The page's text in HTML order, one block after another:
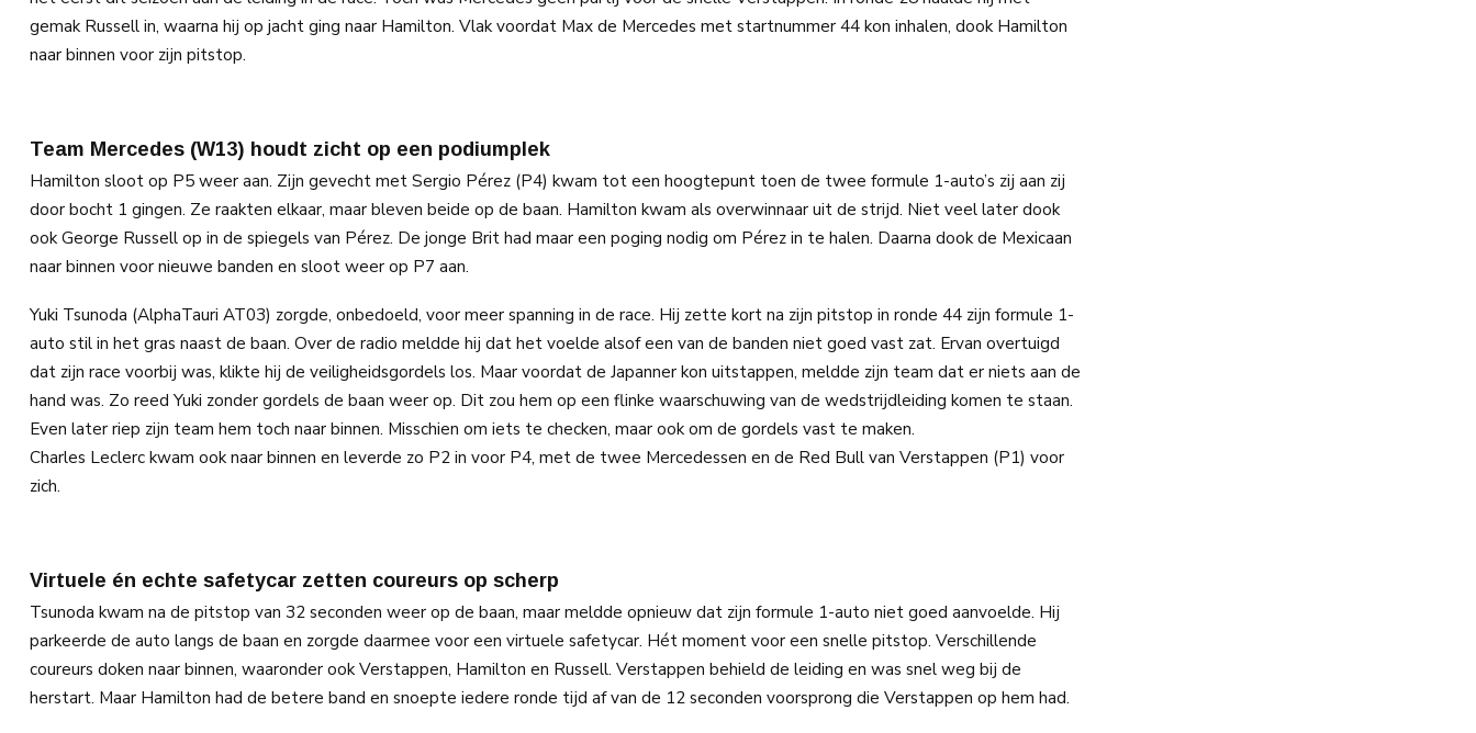
gemak Russell in, waarna hij op jacht ging naar Hamilton. Vlak voordat Max de Mercedes met startnummer 44 kon inhalen, dook Hamilton
naar binnen voor zijn pitstop.
Team Mercedes (W13) houdt zicht op een podiumplek
Hamilton sloot op P5 weer aan. Zijn gevecht met Sergio Pérez (P4) kwam tot een hoogtepunt toen de twee formule 1-auto’s zij aan zij
door bocht 1 gingen. Ze raakten elkaar, maar bleven beide op de baan. Hamilton kwam als overwinnaar uit de strijd. Niet veel later dook
ook George Russell op in de spiegels van Pérez. De jonge Brit had maar een poging nodig om Pérez in te halen. Daarna dook de Mexicaan
naar binnen voor nieuwe banden en sloot weer op P7 aan.
Yuki Tsunoda (AlphaTauri AT03) zorgde, onbedoeld, voor meer spanning in de race. Hij zette kort na zijn pitstop in ronde 44 zijn formule 1-
auto stil in het gras naast de baan. Over de radio meldde hij dat het voelde alsof een van de banden niet goed vast zat. Ervan overtuigd
dat zijn race voorbij was, klikte hij de veiligheidsgordels los. Maar voordat de Japanner kon uitstappen, meldde zijn team dat er niets aan de
hand was. Zo reed Yuki zonder gordels de baan weer op. Dit zou hem op een flinke waarschuwing van de wedstrijdleiding komen te staan.
Even later riep zijn team hem toch naar binnen. Misschien om iets te checken, maar ook om de gordels vast te maken.
Charles Leclerc kwam ook naar binnen en leverde zo P2 in voor P4, met de twee Mercedessen en de Red Bull van Verstappen (P1) voor
zich.
Virtuele én echte safetycar zetten coureurs op scherp
Tsunoda kwam na de pitstop van 32 seconden weer op de baan, maar meldde opnieuw dat zijn formule 1-auto niet goed aanvoelde. Hij
parkeerde de auto langs de baan en zorgde daarmee voor een virtuele safetycar. Hét moment voor een snelle pitstop. Verschillende
coureurs doken naar binnen, waaronder ook Verstappen, Hamilton en Russell. Verstappen behield de leiding en was snel weg bij de
herstart. Maar Hamilton had de betere band en snoepte iedere ronde tijd af van de 12 seconden voorsprong die Verstappen op hem had.